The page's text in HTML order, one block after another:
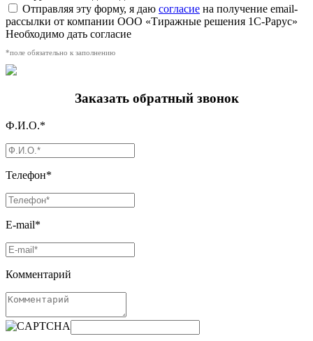
Отправляя эту форму, я даю согласие на получение email-
рассылки от компании ООО «Тиражные решения 1С-Рарус»
Необходимо дать согласие
*поле обязательно к заполнению
Заказать обратный звонок
Ф.И.О.*
Телефон*
E-mail*
Комментарий